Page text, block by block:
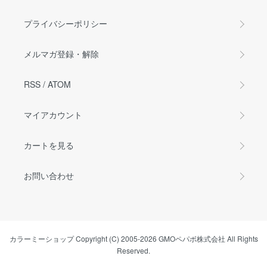
プライバシーポリシー
メルマガ登録・解除
RSS / ATOM
マイアカウント
カートを見る
お問い合わせ
カラーミーショップCopyright (C) 2005-2026 GMOペパボ株式会社 All Rights
Reserved.